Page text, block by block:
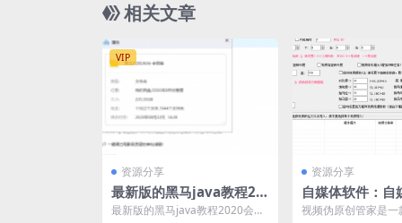
相关文章
VIP
资源分享
最新版的黑马java教程20
20会员版
最新版的黑马java教程2020会员
资源分享
自媒体软件：自
频伪原创消重软
视频伪原创管家是一